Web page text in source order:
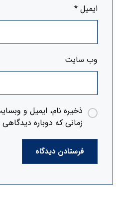
ایمیل*
وب‌ سایت
ذخیره نام، ایمیل و
زمانی که دوباره
فرستادن دیدگاه